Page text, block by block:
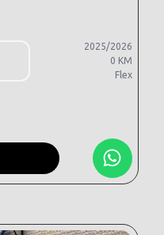
2025/2026
0 KM
Flex